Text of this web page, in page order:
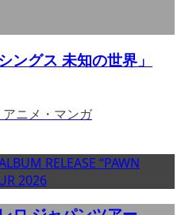
ングス 未知の世界」
ニメ・マンガ